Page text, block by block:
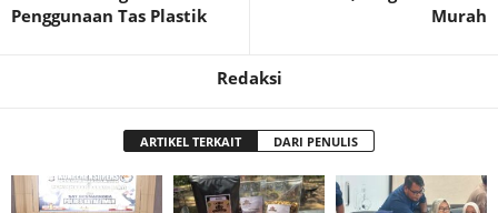
Penggunaan Tas Plastik
Murah
Redaksi
ARTIKEL TERKAIT DARI PENULIS